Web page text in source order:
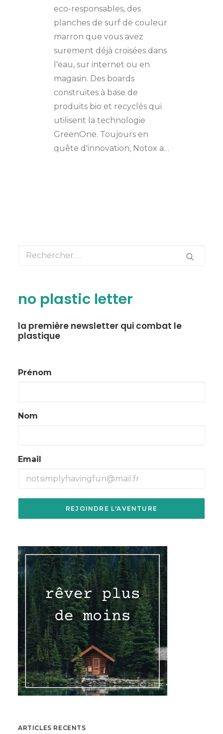
eco-responsables, des
planches de surf de couleur
marron que vous avez
surement déjà croisées dans
l'eau, sur internet ou en
magasin. Des boards
construites à base de
produits bio et recyclés qui
utilisent la technologie
GreenOne. Toujours en
quête d'innovation, Notox a…
no plastic letter
la première newsletter qui combat le
plastique
Prénom
Nom
Email
ARTICLES RECENTS